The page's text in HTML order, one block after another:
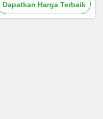
Tinggi
Dapatkan Harga Terbaik